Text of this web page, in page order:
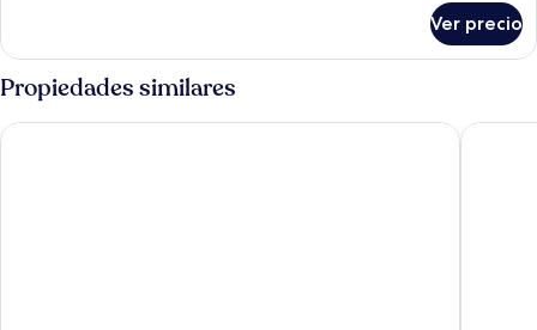
básica
doble
Ver precio
Propiedades similares
Hotel El Eden Parque Del Cafe Hotel